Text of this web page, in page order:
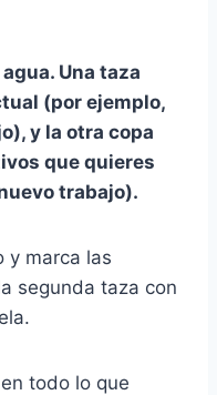
Una taza
(por ejemplo,
y la otra copa
que quieres
trabajo).
y marca las
segunda taza con
todo lo que